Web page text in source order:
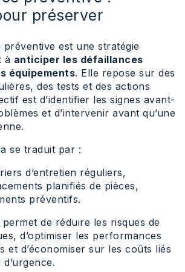
préserver
préventive est une stratégie
à anticiper les défaillances
équipements. Elle repose sur des
des tests et des actions
est d’identifier les signes avant-
et d’intervenir avant qu’une
se traduit par :
d’entretien réguliers,
planifiés de pièces,
préventifs.
de réduire les risques de
d’optimiser les performances
et d’économiser sur les coûts liés